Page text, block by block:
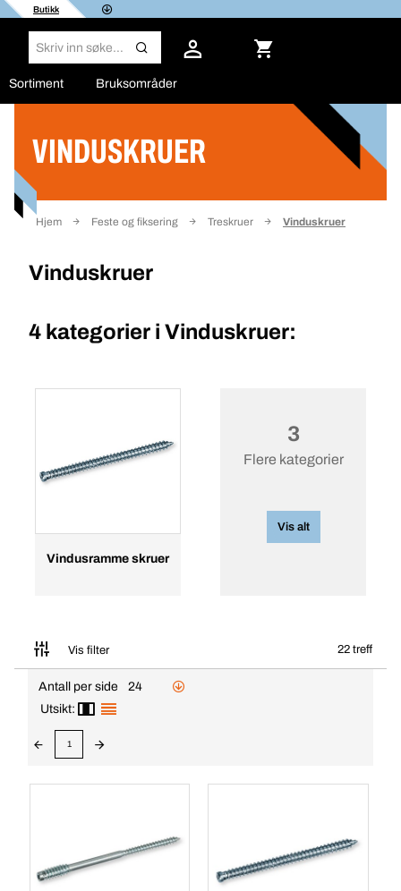
Butikk
Sortiment Bruksområder
VINDUSKRUER
Hjem Feste og fiksering Treskruer Vinduskruer
Vinduskruer
4 kategorier i Vinduskruer:
Vindusramme skruer
3
Flere kategorier
Vis alt
Vis filter 22 treff
Filter
Antall per side
24
Utsikt:
1